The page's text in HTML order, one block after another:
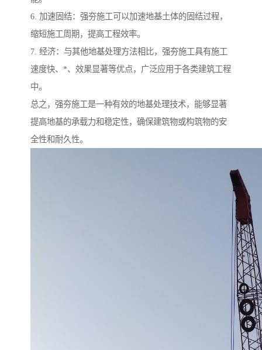
6. 加速固结：强夯施工可以加速地基土体的固结过程，
缩短施工周期，提高工程效率。
7. 经济：与其他地基处理方法相比，强夯施工具有施工
速度快、*、效果显著等优点，广泛应用于各类建筑工程
中。
总之，强夯施工是一种有效的地基处理技术，能够显著
提高地基的承载力和稳定性，确保建筑物或构筑物的安
全性和耐久性。